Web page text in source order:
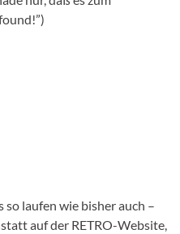
laufen wie bisher auch –
auf der RETRO-Website,